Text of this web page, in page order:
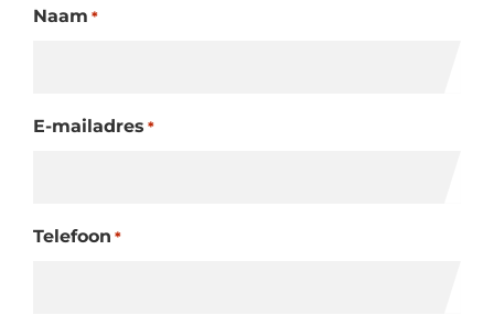
Naam *
E-mailadres *
Telefoon *